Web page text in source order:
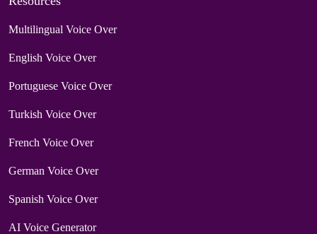
Multilingual Voice Over
English Voice Over
Portuguese Voice Over
Turkish Voice Over
French Voice Over
German Voice Over
Spanish Voice Over
AI Voice Generator